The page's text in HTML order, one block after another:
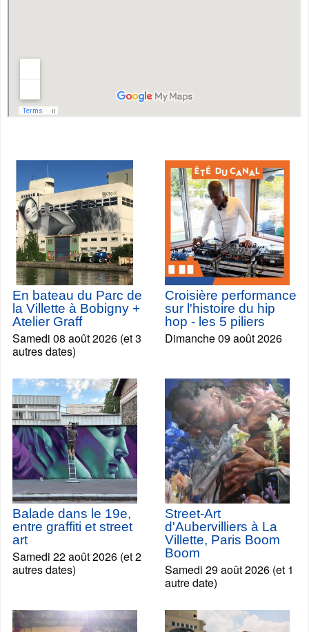
En bateau du Parc de
la Villette à Bobigny +
Atelier Graff
Samedi 08 août 2026 (et 3
autres dates)
Croisière performance
sur l'histoire du hip
hop - les 5 piliers
Dimanche 09 août 2026
Balade dans le 19e,
entre graffiti et street
art
Samedi 22 août 2026 (et 2
autres dates)
Street-Art
d'Aubervilliers à La
Villette, Paris Boom
Boom
Samedi 29 août 2026 (et 1
autre date)